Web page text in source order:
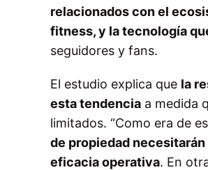
relacionados con el
fitness, y la tecnología
seguidores y fans.
El estudio explica que la
esta tendencia a medida
limitados. “Como era de
de propiedad
eficacia operativa. En